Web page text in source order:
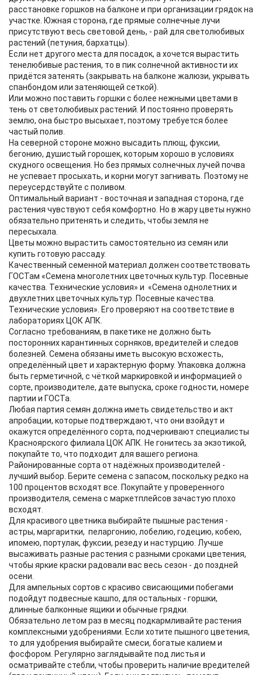
расстановке горшков на балконе и при организации грядок на
участке. Южная сторона, где прямые солнечные лучи
присутствуют весь световой день, - рай для светолюбивых
растений (петуния, бархатцы).
Если нет другого места для посадок, а хочется вырастить
тенелюбивые растения, то в пик солнечной активности их
придётся затенять (закрывать на балконе жалюзи, укрывать
спанбондом или затеняющей сеткой).
Или можно поставить горшки с более нежными цветами в
тень от светолюбивых растений. И постоянно проверять
землю, она быстро высыхает, поэтому требуется более
частый полив.
На северной стороне можно высадить плющ, фуксии,
бегонию, душистый горошек, которым хорошо в условиях
скудного освещения. Но без прямых солнечных лучей почва
не успевает просыхать, и корни могут загнивать. Поэтому не
переусердствуйте с поливом.
Оптимальный вариант - восточная и западная сторона, где
растения чувствуют себя комфортно. Но в жару цветы нужно
обязательно притенять и следить, чтобы земля не
пересыхала.
Цветы можно вырастить самостоятельно из семян или
купить готовую рассаду.
Качественный семенной материал должен соответствовать
ГОСТам «Семена многолетних цветочных культур. Посевные
качества. Технические условия» и «Семена однолетних и
двухлетних цветочных культур. Посевные качества.
Технические условия». Его проверяют на соответствие в
лабораториях ЦОК АПК.
Согласно требованиям, в пакетике не должно быть
посторонних карантинных сорняков, вредителей и следов
болезней. Семена обязаны иметь высокую всхожесть,
определённый цвет и характерную форму. Упаковка должна
быть герметичной, с чёткой маркировкой и информацией о
сорте, производителе, дате выпуска, сроке годности, номере
партии и ГОСТа.
Любая партия семян должна иметь свидетельство и акт
апробации, которые подтверждают, что они взойдут и
окажутся определённого сорта, подчеркивают специалисты
Красноярского филиала ЦОК АПК. Не гонитесь за экзотикой,
покупайте то, что подходит для вашего региона.
Районированные сорта от надёжных производителей -
лучший выбор. Берите семена с запасом, поскольку редко на
100 процентов всходят все. Покупайте у проверенного
производителя, семена с маркетплейсов зачастую плохо
всходят.
Для красивого цветника выбирайте пышные растения -
астры, маргаритки, пеларгонию, лобелию, годецию, кобею,
ипомею, портулак, фуксии, резеду и настурцию. Лучше
высаживать разные растения с разными сроками цветения,
чтобы яркие краски радовали вас весь сезон - до поздней
осени.
Для ампельных сортов с красиво свисающими побегами
подойдут подвесные кашпо, для остальных - горшки,
длинные балконные ящики и обычные грядки.
Обязательно летом раз в месяц подкармливайте растения
комплексными удобрениями. Если хотите пышного цветения,
то для удобрения выбирайте смеси, богатые калием и
фосфором. Регулярно заглядывайте под листья и
осматривайте стебли, чтобы проверить наличие вредителей